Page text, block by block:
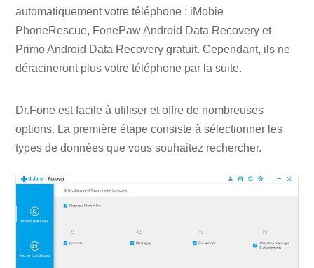
automatiquement votre téléphone : iMobie
PhoneRescue, FonePaw Android Data Recovery et
Primo Android Data Recovery gratuit. Cependant, ils ne
déracineront plus votre téléphone par la suite.
Dr.Fone est facile à utiliser et offre de nombreuses
options. La première étape consiste à sélectionner les
types de données que vous souhaitez rechercher.